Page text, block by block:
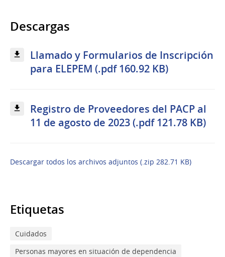
Descargas
Llamado y Formularios de Inscripción
para ELEPEM (.pdf 160.92 KB)
Registro de Proveedores del PACP al
11 de agosto de 2023 (.pdf 121.78 KB)
Descargar todos los archivos adjuntos (.zip 282.71 KB)
Etiquetas
Cuidados
Personas mayores en situación de dependencia